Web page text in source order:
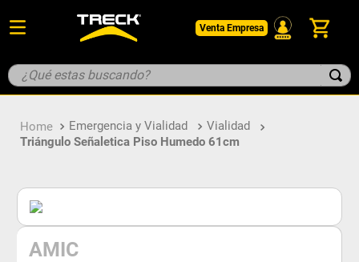
Venta Empresa
¿Qué estas buscando?
Emergencia y Vialidad
Vialidad
Triángulo Señaletica Piso Humedo 61cm
AMIC
1. botin